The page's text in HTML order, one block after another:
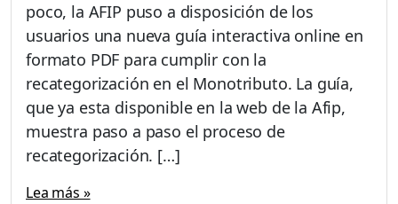
poco, la AFIP puso a disposición de los
usuarios una nueva guía interactiva online en
formato PDF para cumplir con la
recategorización en el Monotributo. La guía,
que ya esta disponible en la web de la Afip,
muestra paso a paso el proceso de
recategorización. […]
Lea más »